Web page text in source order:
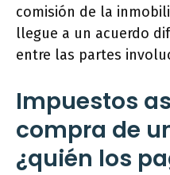
comisión de la
llegue a un acuerdo
entre las partes
Impuestos
compra de
¿quién los